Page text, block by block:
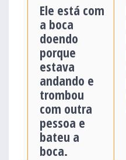
Ele está com
a boca
doendo
porque
estava
andando e
trombou
com outra
pessoa e
bateu a
boca.